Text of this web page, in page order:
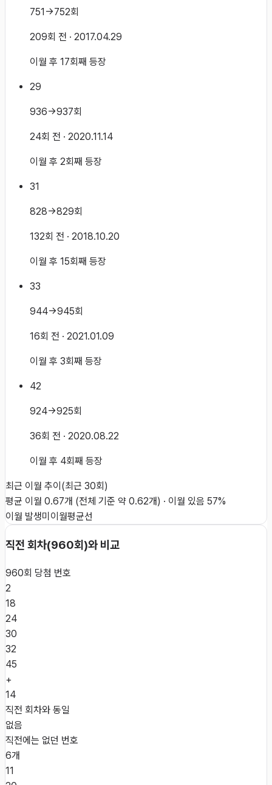
751→752회
209회 전 · 2017.04.29
이월 후 17회째 등장
29
936→937회
24회 전 · 2020.11.14
이월 후 2회째 등장
31
828→829회
132회 전 · 2018.10.20
이월 후 15회째 등장
33
944→945회
16회 전 · 2021.01.09
이월 후 3회째 등장
42
924→925회
36회 전 · 2020.08.22
이월 후 4회째 등장
최근 이월 추이 (최근 30회)
평균 이월 0.67개 (전체 기준 약 0.62개) · 이월 있음 57%
이월 발생미이월평균선
직전 회차(960회)와 비교
960회 당첨 번호
2
18
24
30
32
45
+
14
직전 회차와 동일
없음
직전에는 없던 번호
6개
11